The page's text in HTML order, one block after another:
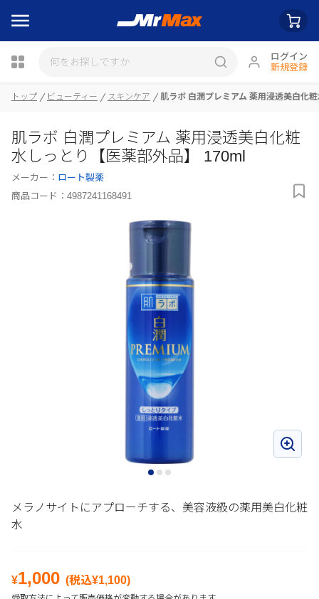
ログイン
新規登録
トップ ビューティー スキンケア 肌ラボ 白潤プレミアム 薬用浸透美白化
肌ラボ 白潤プレミアム 薬用浸透美白化粧
水しっとり【医薬部外品】 170ml
メーカー： ロート製薬
商品コード： 4987241168491
メラノサイトにアプローチする、美容液級の薬用美白化粧
水
¥1,000 (税込¥1,100)